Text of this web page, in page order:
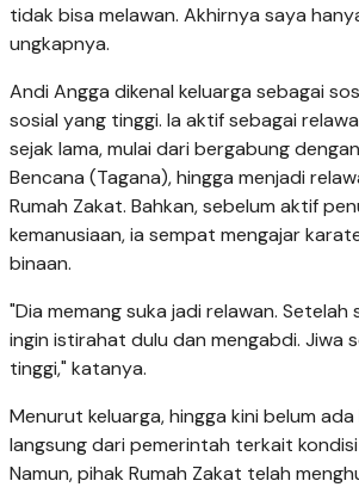
tidak bisa melawan. Akhirnya saya
ungkapnya.
Andi Angga dikenal keluarga sebagai
sosial yang tinggi. Ia aktif sebagai
sejak lama, mulai dari bergabung
Bencana (Tagana), hingga menjadi
Rumah Zakat. Bahkan, sebelum aktif
kemanusiaan, ia sempat mengajar
binaan.
"Dia memang suka jadi relawan. Setelah
ingin istirahat dulu dan mengabdi. Jiwa
tinggi," katanya.
Menurut keluarga, hingga kini belum ada
langsung dari pemerintah terkait
Namun, pihak Rumah Zakat telah